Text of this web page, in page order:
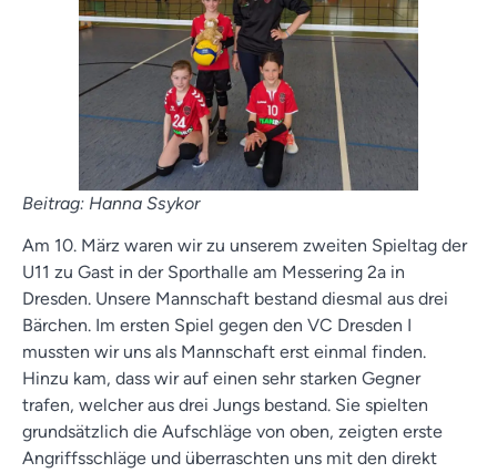
Beitrag: Hanna Ssykor
Am 10. März waren wir zu unserem zweiten Spieltag der
U11 zu Gast in der Sporthalle am Messering 2a in
Dresden. Unsere Mannschaft bestand diesmal aus drei
Bärchen. Im ersten Spiel gegen den VC Dresden I
mussten wir uns als Mannschaft erst einmal finden.
Hinzu kam, dass wir auf einen sehr starken Gegner
trafen, welcher aus drei Jungs bestand. Sie spielten
grundsätzlich die Aufschläge von oben, zeigten erste
Angriffsschläge und überraschten uns mit den direkt